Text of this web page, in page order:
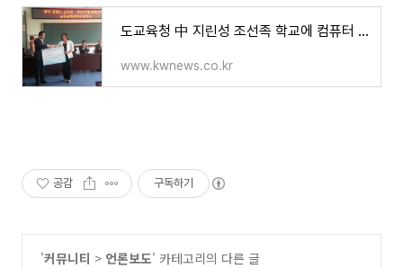
도교육청 中 지린성 조선족 학교에 컴퓨터 지원
www.kwnews.co.kr
공감 구독하기
'커뮤니티 > 언론보도' 카테고리의 다른 글